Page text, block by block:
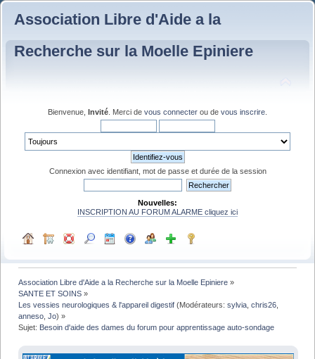
Association Libre d'Aide a la
Recherche sur la Moelle Epiniere
Bienvenue, Invité . Merci de vous connecter ou de vous inscrire
Connexion avec identifiant, mot de passe et durée de la session
Nouvelles:
INSCRIPTION AU FORUM ALARME cliquez ici
Association Libre d'Aide a la Recherche sur la Moelle Epiniere »
SANTE ET SOINS »
Les vessies neurologiques & l'appareil digestif (Modérateurs:sylvia ,chris26
anneso ,Jo) »
Sujet: Besoin d'aide des dames du forum pour apprentissage auto-sondage